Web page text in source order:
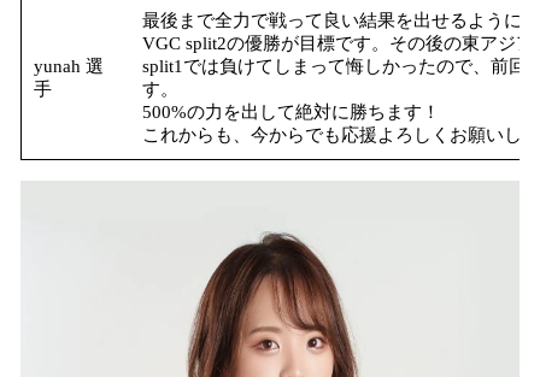
yunah 選
手
最後まで全力で戦って良い結果を出せるように
VGC split2の優勝が目標です。その後の東アジ
split1では負けてしまって悔しかったので、前回
す。
500%の力を出して絶対に勝ちます！
これからも、今からでも応援よろしくお願いし